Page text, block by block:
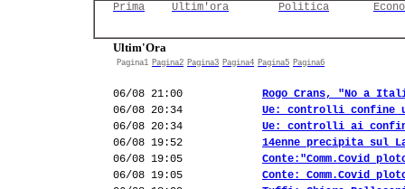
Prima Ultim'ora Politica
Ultim'Ora
Pagina1 Pagina2 Pagina3 Pagina4 Pagina5 Pagina6
06/08 21:00
Rogo Crans, "No a
06/08 20:34
Ue: controlli confine
06/08 20:34
Ue: controlli ai
06/08 19:52
14enne precipita sul
06/08 19:05
Conte:"Comm.Covid
06/08 19:05
Conte: Comm.Covid